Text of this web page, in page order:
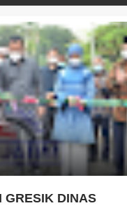
GRESIK DINAS